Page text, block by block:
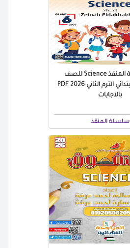
بنك أسئلة المنقذ Science للصف
السادس الابتدائي الترم الثاني 2026 PDF
بالاجابات
سلسلة المنقذ